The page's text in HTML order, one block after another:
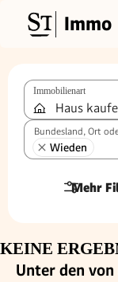
Immo
Immobilienart
Bundesland, Ort
Wieden
Mehr
KEINE
Unter den